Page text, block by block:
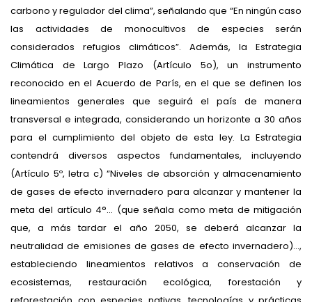
carbono y regulador del clima”, señalando que “En ningún caso
las actividades de monocultivos de especies serán
considerados refugios climáticos”. Además, la Estrategia
Climática de Largo Plazo (Artículo 5o), un instrumento
reconocido en el Acuerdo de París, en el que se definen los
lineamientos generales que seguirá el país de manera
transversal e integrada, considerando un horizonte a 30 años
para el cumplimiento del objeto de esta ley. La Estrategia
contendrá diversos aspectos fundamentales, incluyendo
(Artículo 5º, letra c) “Niveles de absorción y almacenamiento
de gases de efecto invernadero para alcanzar y mantener la
meta del artículo 4°… (que señala como meta de mitigación
que, a más tardar el año 2050, se deberá alcanzar la
neutralidad de emisiones de gases de efecto invernadero)…,
estableciendo lineamientos relativos a conservación de
ecosistemas, restauración ecológica, forestación y